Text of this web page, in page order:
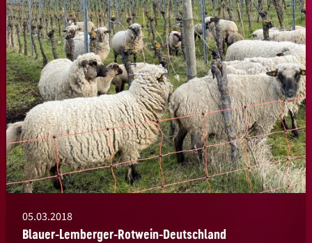
05.03.2018
Blauer-Lemberger-Rotwein-Deutschland